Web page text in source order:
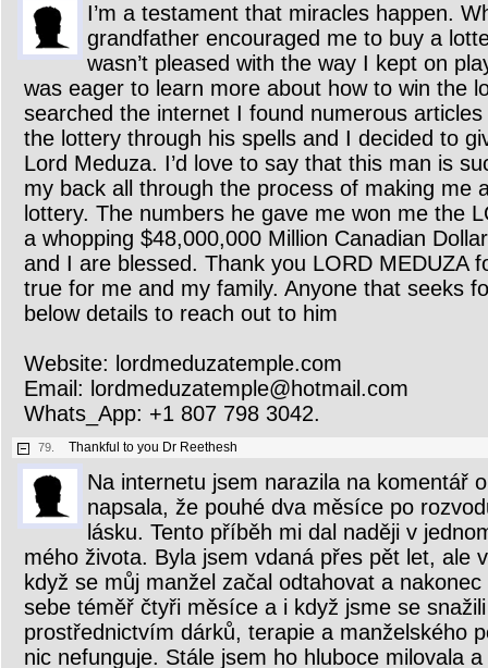
I’m a testament that miracles happen.
grandfather encouraged me to buy a
wasn’t pleased with the way I kept on
was eager to learn more about how to win the
searched the internet I found numerous
the lottery through his spells and I decided to
Lord Meduza. I’d love to say that this man is
my back all through the process of making me
lottery. The numbers he gave me won me the
a whopping $48,000,000 Million Canadian
and I are blessed. Thank you LORD MEDUZA
true for me and my family. Anyone that seeks
below details to reach out to him
Website: lordmeduzatemple.com
Email: lordmeduzatemple@hotmail.com
Whats_App: +1 807 798 3042.
79. Thankful to you Dr Reethesh
Na internetu jsem narazila na komentář
napsala, že pouhé dva měsíce po
lásku. Tento příběh mi dal naději v
mého života. Byla jsem vdaná přes pět let, ale
když se můj manžel začal odtahovat a
sebe téměř čtyři měsíce a i když jsme se
prostřednictvím dárků, terapie a manželského
nic nefunguje. Stále jsem ho hluboce milovala